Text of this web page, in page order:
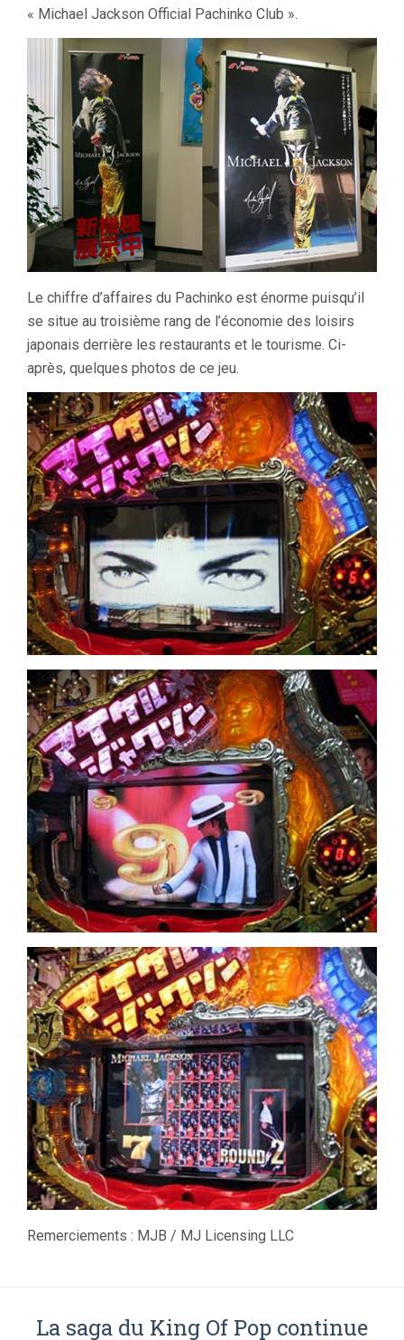
« Michael Jackson Official Pachinko Club ».
Le chiffre d’affaires du Pachinko est énorme puisqu’il
se situe au troisième rang de l’économie des loisirs
japonais derrière les restaurants et le tourisme. Ci-
après, quelques photos de ce jeu.
Remerciements : MJB / MJ Licensing LLC
La saga du King Of Pop continue